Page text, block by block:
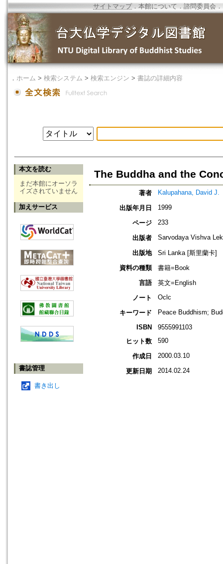
サイトマップ．本館について ． 諮問委員会 ．
． ホーム > 検索システム > 検索エンジン > 書誌の詳細内容
本文を読む
まだ本館にオーソラ
イズされていません
加えサービス
書誌管理
書き出し
The Buddha and the
著者 Kalupahana, David J.
出版年月日 1999
ページ 233
出版者 Sarvodaya Vishva
出版地
Sri Lanka [斯里蘭卡]
資料の種類
書籍=Book
言語
英文=English
ノート
Oclc
キーワード
Peace Buddhism;
ISBN
9555991103
ヒット数
590
作成日 2000.03.10
更新日期 2014.02.24